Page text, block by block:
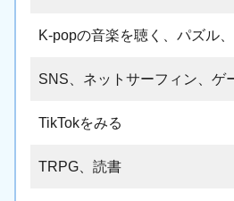
K-popの音楽を聴く、パズル
SNS、ネットサーフィン、ゲ
TikTokをみる
TRPG、読書